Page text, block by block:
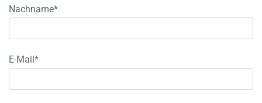
Nachname*
E-Mail*